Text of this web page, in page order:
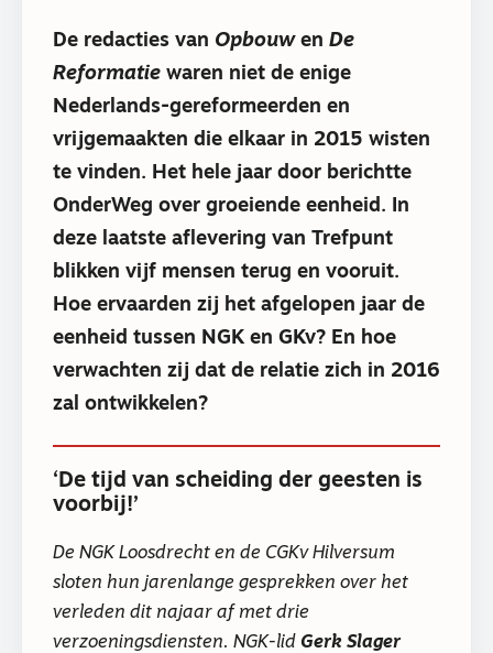
De redacties van Opbouwen De
Reformatie waren niet de enige
Nederlands-gereformeerden en
vrijgemaakten die elkaar in 2015 wisten
te vinden. Het hele jaar door berichtte
OnderWeg over groeiende eenheid. In
deze laatste aflevering van Trefpunt
blikken vijf mensen terug en vooruit.
Hoe ervaarden zij het afgelopen jaar de
eenheid tussen NGK en GKv? En hoe
verwachten zij dat de relatie zich in 2016
zal ontwikkelen?
‘De tijd van scheiding der geesten is
voorbij!’
De NGK Loosdrecht en de CGKv Hilversum
sloten hun jarenlange gesprekken over het
verleden dit najaar af met drie
verzoeningsdiensten. NGK-lid Gerk Slager